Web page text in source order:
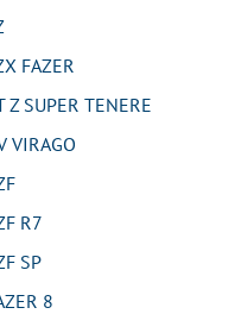
FAZER
TENERE
R7
SP
8